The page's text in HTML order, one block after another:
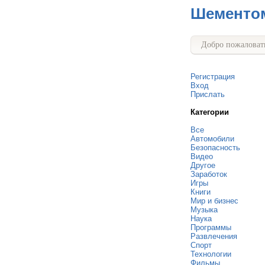
Добро
Регистрация
Вход
Прислать
Категории
Все
Автомобили
Безопасность
Видео
Другое
Заработок
Игры
Книги
Мир и бизнес
Музыка
Наука
Программы
Развлечения
Спорт
Технологии
Фильмы